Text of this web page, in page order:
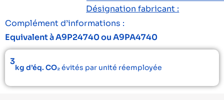
Désignation fabricant :
Complément d’informations :
Equivalent à A9P24740 ou A9PA4740
3
kg d’éq. CO₂évités par unité réemployée